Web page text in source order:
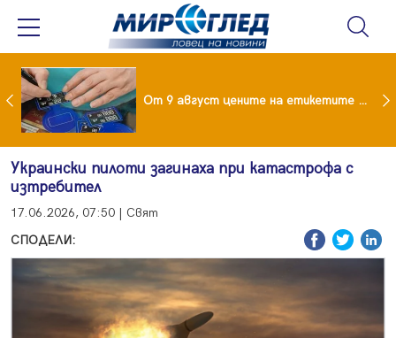
Проект за изграждане на 13-етажна "мегаджамия" разгневи жителите на Лондон От 9 август цените на етикетите само в евро
Украински пилоти загинаха при катастрофа с
изтребител
17.06.2026, 07:50 | Свят
СПОДЕЛИ: